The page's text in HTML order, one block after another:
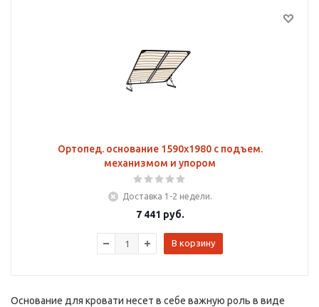
Ортопед. основание 1590х1980 с подъем.
механизмом и упором
Доставка 1-2 недели.
7 441 руб.
В корзину
Основание для кровати несет в себе важную роль в виде